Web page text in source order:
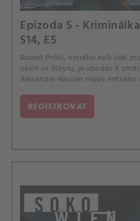
Epizoda 5 -
S14, E5
Robert Pröhl, kterého naši lidé
násilí ve Steyru, je ubodán k
Alexander Häusler najde mrtvého
REGISTROVAT